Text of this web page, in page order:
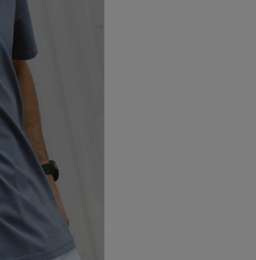
Federación Guipuzcoana de
Fútbol | Tolosa CF
Train running